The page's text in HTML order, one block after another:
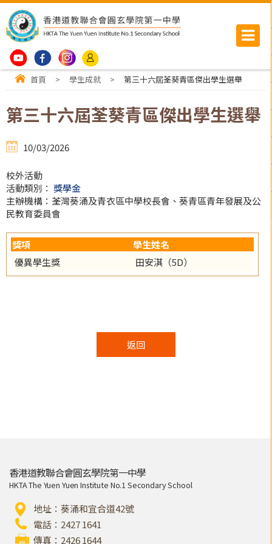
首頁 > 學生成就 > 第三十六屆荃葵青區傑出學生選舉
第三十六屆荃葵青區傑出學生選舉
10/03/2026
校外活動
活動類別： 獎學金
主辦機構：荃灣葵涌及青衣區中學校長會、葵青區青年發展及公
民教育委員會
獎項
學生姓名
優異學生獎
田安淇（5D）
返回
香港道教聯合會圓玄學院第一中學
HKTA The Yuen Yuen Institute No.1 Secondary School
地址：葵涌和宜合道42號
電話：2427 1641
傳真：2426 1644